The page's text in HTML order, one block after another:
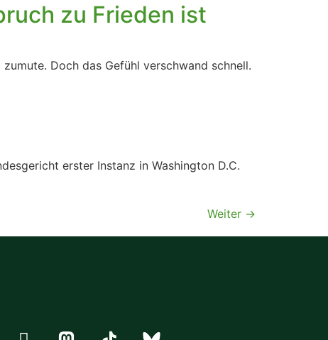
zu Frieden ist
Doch das Gefühl verschwand schnell.
erster Instanz in Washington D.C.
Weiter →